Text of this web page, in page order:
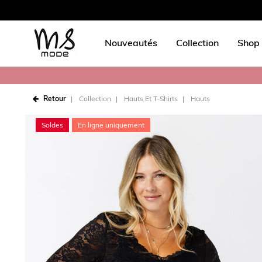
Nouveautés Collection
Retour Collection Hauts Et T-Shirts Hauts
Soldes En ligne uniquement